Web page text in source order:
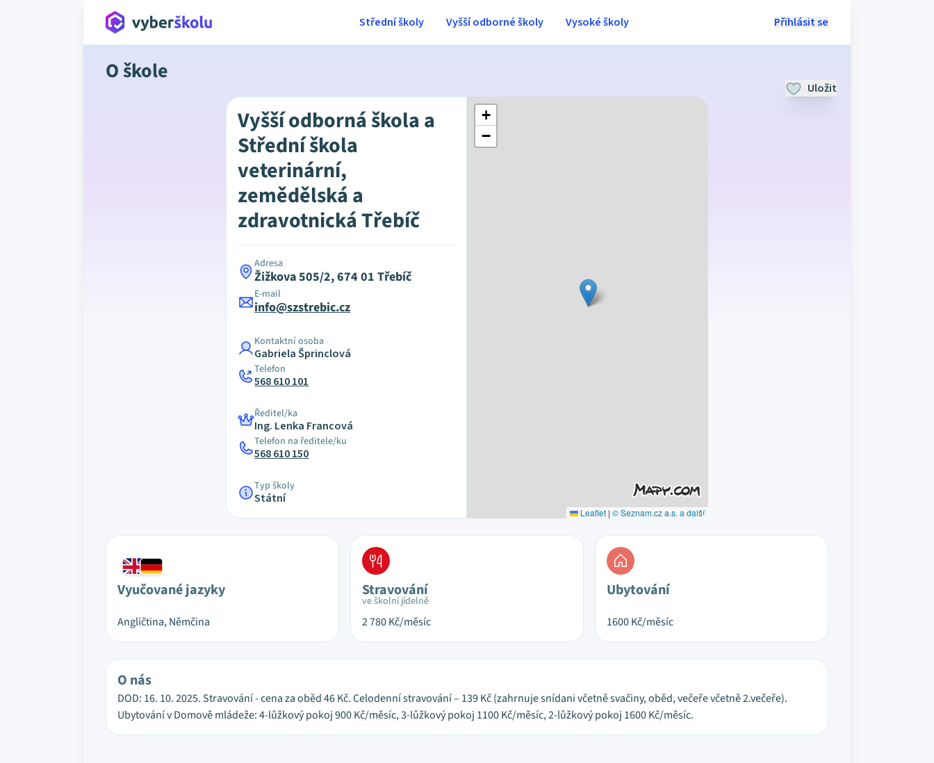
Přihlásit se
Střední školy Vyšší odborné školy Vysoké školy
O škole
Uložit
Vyšší odborná škola a
Střední škola
veterinární,
zemědělská a
zdravotnická Třebíč
Adresa
Žižkova 505/2, 674 01 Třebíč
E-mail
info@szstrebic.cz
Kontaktní osoba
Gabriela Šprinclová
Telefon
568 610 101
Ředitel/ka
Ing. Lenka Francová
Telefon na ředitele/ku
568 610 150
Typ školy
Státní
+
−
Leaflet | © Seznam.cz a.s. a další
Vyučované jazyky
Angličtina, Němčina
Stravování
ve školní jídelně
2 780Kč/měsíc
Ubytování
1600Kč/měsíc
O nás
DOD: 16. 10. 2025. Stravování - cena za oběd 46 Kč. Celodenní stravování – 139 Kč (zahrnuje snídani včetně svačiny, oběd, večeře včetně 2.večeře).
Ubytování v Domově mládeže: 4-lůžkový pokoj 900 Kč/měsíc, 3-lůžkový pokoj 1100 Kč/měsíc, 2-lůžkový pokoj 1600 Kč/měsíc.